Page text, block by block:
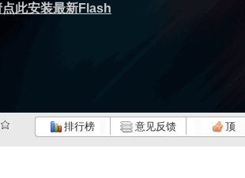
点此安装最新Flash
排行榜 意见反馈 顶